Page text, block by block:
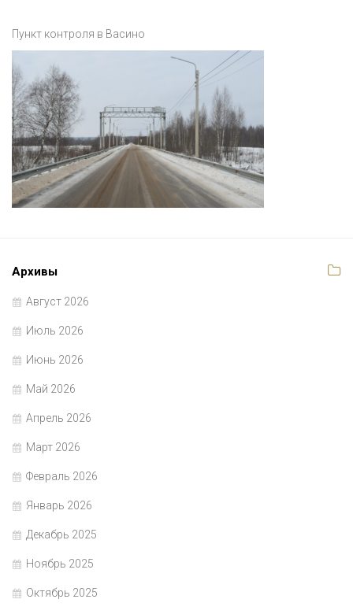
Пункт контроля в Васино
Архивы
Август 2026
Июль 2026
Июнь 2026
Май 2026
Апрель 2026
Март 2026
Февраль 2026
Январь 2026
Декабрь 2025
Ноябрь 2025
Октябрь 2025